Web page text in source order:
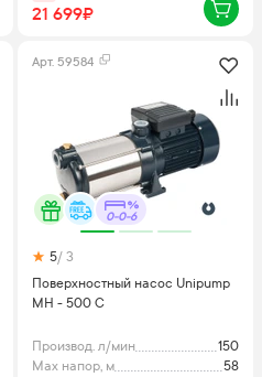
21 699₽
Арт. 59584
0-0-6
5/ 3
Поверхностный насос Unipump
МН - 500 С
Производ. л/мин
150
Max напор, м
58